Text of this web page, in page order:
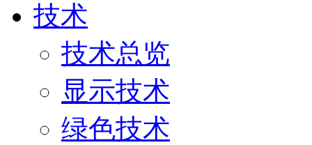
技术
技术总览
显示技术
绿色技术